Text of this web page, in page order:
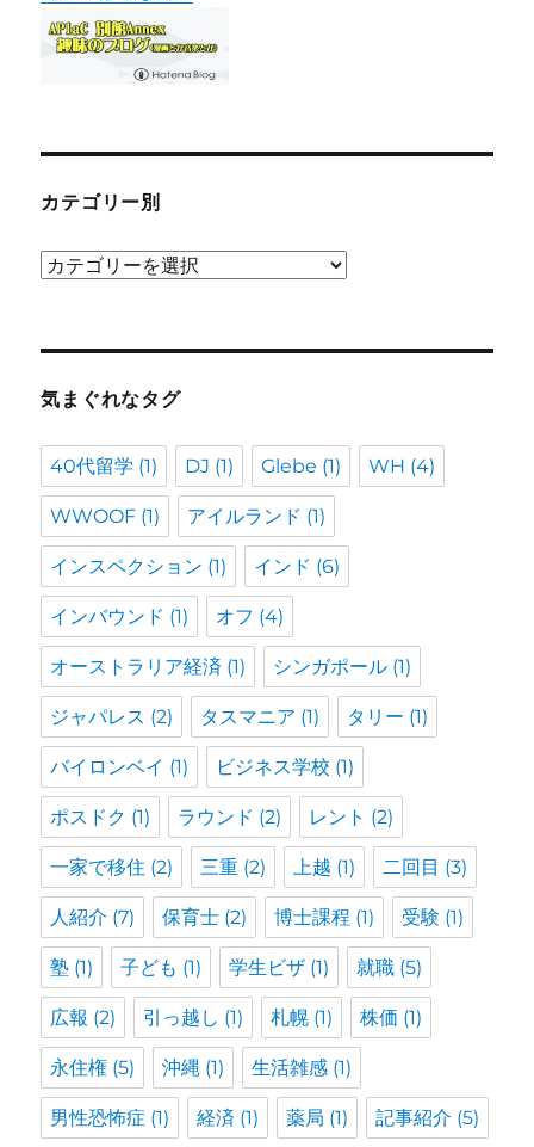
カテゴリー別
カ
ー
気まぐれなタグ
40代留学 (1) DJ (1) Glebe (1) WH (4)
WWOOF (1) アイルランド (1)
インスペクション (1) インド (6)
インバウンド (1) オフ (4)
オーストラリア経済 (1) シンガポール (1)
ジャパレス (2) タスマニア (1) タリー (1)
バイロンベイ (1) ビジネス学校 (1)
ポスドク (1) ラウンド (2) レント (2)
一家で移住 (2) 三重 (2) 上越 (1) 二回目 (3)
人紹介 (7) 保育士 (2) 博士課程 (1) 受験 (1)
塾 (1) 子ども (1) 学生ビザ (1) 就職 (5)
広報 (2) 引っ越し (1) 札幌 (1) 株価 (1)
永住権 (5) 沖縄 (1) 生活雑感 (1)
男性恐怖症 (1) 経済 (1) 薬局 (1) 記事紹介 (5)